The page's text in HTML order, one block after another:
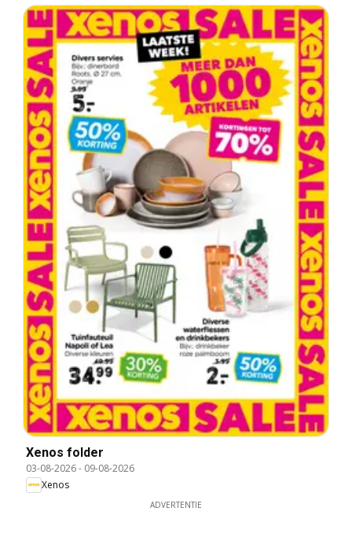
Xenos folder
03-08-2026- 09-08-2026
Xenos
ADVERTENTIE